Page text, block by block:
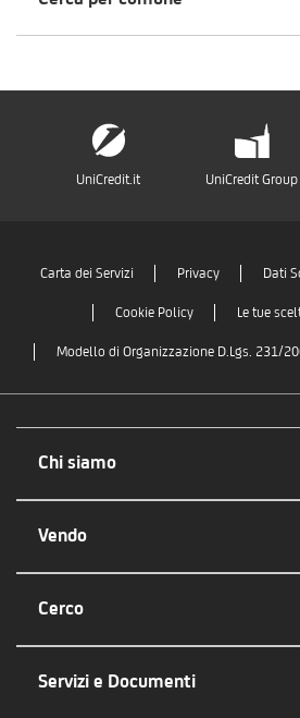
UniCredit.it UniCredit Group
Carta dei Servizi Privacy Dati
Cookie Policy Le tue
Modello di Organizzazione D.Lgs. 231/
Chi siamo
Vendo
Cerco
Servizi e Documenti